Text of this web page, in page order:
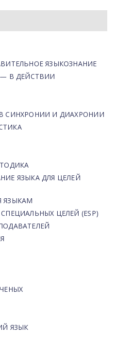
ЯЗЫКОЗНАНИЕ
В ДЕЙСТВИИ
СИНХРОНИИ И ДИАХРОНИИ
ЯЗЫКА ДЛЯ ЦЕЛЕЙ
ЯЗЫКАМ
ЦЕЛЕЙ (ESP)
ЯЗЫК